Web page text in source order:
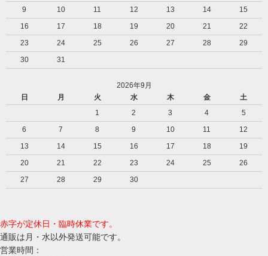
9
10 11 12 13 14
15
16
17 18 19 20 21
22
23
24 25 26 27 28
29
30
31
2026年9月
日
月 火 水 木 金
土
1
2 3 4
5
6
7 8 9 10 11
12
13
14 15 16 17 18
19
20
21 22 23 24 25
26
27
28 29 30
赤字が定休日・臨時休業です。
通販は月・水以外発送可能です。
営業時間：